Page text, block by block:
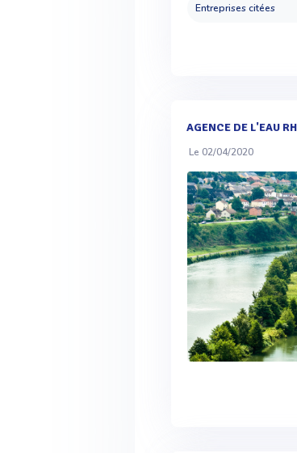
Entreprises citées
AGENCE DE L'EAU
Le 02/04/2020